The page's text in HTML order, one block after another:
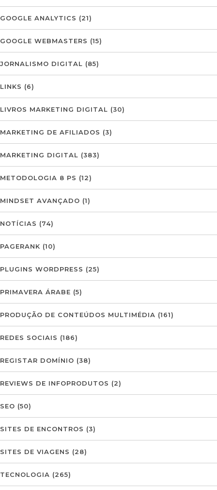
GOOGLE ANALYTICS (21)
GOOGLE WEBMASTERS (15)
JORNALISMO DIGITAL (85)
LINKS (6)
LIVROS MARKETING DIGITAL (30)
MARKETING DE AFILIADOS (3)
MARKETING DIGITAL (383)
METODOLOGIA 8 PS (12)
MINDSET AVANÇADO (1)
NOTÍCIAS (74)
PAGERANK (10)
PLUGINS WORDPRESS (25)
PRIMAVERA ÁRABE (5)
PRODUÇÃO DE CONTEÚDOS MULTIMÉDIA (161)
REDES SOCIAIS (186)
REGISTAR DOMÍNIO (38)
REVIEWS DE INFOPRODUTOS (2)
SEO (50)
SITES DE ENCONTROS (3)
SITES DE VIAGENS (28)
TECNOLOGIA (265)